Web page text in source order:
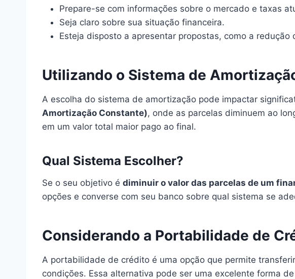
Prepare-se com informações sobre o mercado e taxas
Seja claro sobre sua situação financeira.
Esteja disposto a apresentar propostas, como a redução
Utilizando o Sistema de
A escolha do sistema de amortização pode impactar
Amortização Constante), onde as parcelas diminuem ao
em um valor total maior pago ao final.
Qual Sistema Escolher?
Se o seu objetivo é diminuir o valor das parcelas de um
opções e converse com seu banco sobre qual sistema se
Considerando a Portabilidade de
A portabilidade de crédito é uma opção que permite
condições. Essa alternativa pode ser uma excelente forma de